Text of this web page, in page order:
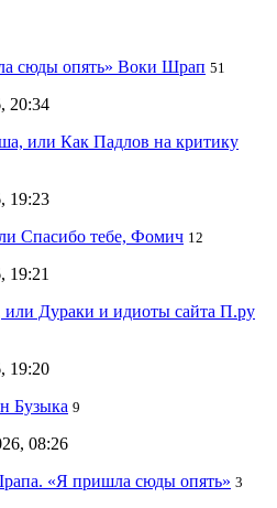
сюды опять» Воки Шрап 51
20:34
или Как Падлов на критику
19:23
Спасибо тебе, Фомич 12
19:21
Дураки и идиоты сайта П.ру
19:20
Бузыка 9
08:26
«Я пришла сюды опять» 3